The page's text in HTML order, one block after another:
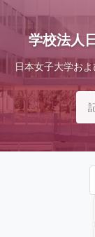
学校法人
日本女子大学お